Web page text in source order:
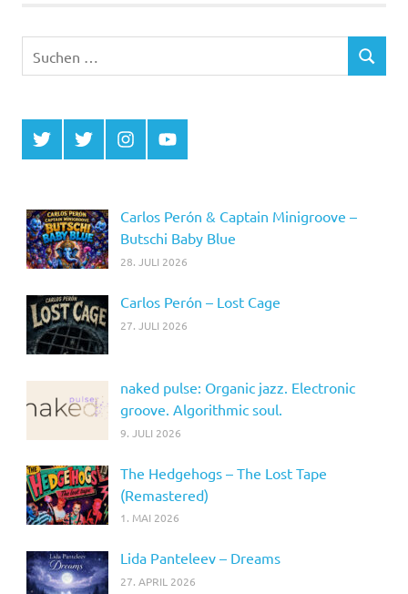
nach:
SUCHEN
Twitter
MCDP
Twitter
Musicradiostation
InstagramYouTube
Carlos Perón & Captain Minigroove –
Butschi Baby Blue
28. JULI 2026
Carlos Perón – Lost Cage
27. JULI 2026
naked pulse: Organic jazz. Electronic
groove. Algorithmic soul.
9. JULI 2026
The Hedgehogs – The Lost Tape
(Remastered)
1. MAI 2026
Lida Panteleev – Dreams
27. APRIL 2026